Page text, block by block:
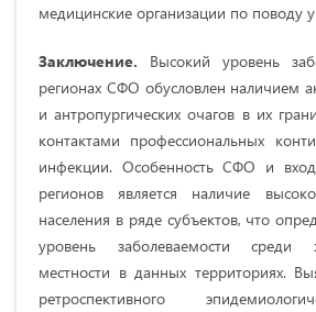
медицинские организации по поводу
Заключение. Высокий уровень
регионах СФО обусловлен наличием
и антропургических очагов в их
контактами профессиональных
инфекции. Особенность СФО и
регионов является наличие
населения в ряде субъектов, что
уровень заболеваемости среди
местности в данных территориях.
ретроспективного